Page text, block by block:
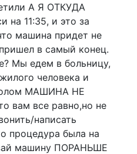
А Я ОТКУДА
на 11:35, и это за
машина придет не
в самый конец.
Мы едем в больницу,
человека и
МАШИНА НЕ
вам все равно,но не
написать
процедура была на
машину ПОРАНЬШЕ